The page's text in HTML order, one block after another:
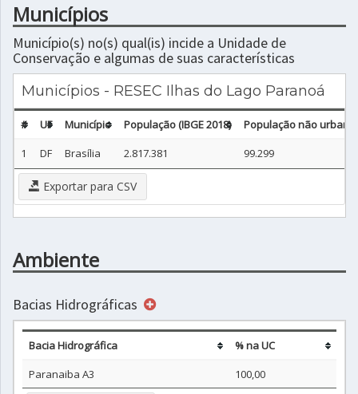
Municípios
Município(s) no(s) qual(is) incide a Unidade de
Conservação e algumas de suas características
Municípios - RESEC Ilhas do Lago Paranoá
# UF Município População (IBGE 2018)
População não urbana
1
DF Brasília 2.817.381 99.299
Exportar para CSV
Ambiente
Bacias Hidrográficas
Bacia Hidrográfica
% na UC
Paranaiba A3
100,00